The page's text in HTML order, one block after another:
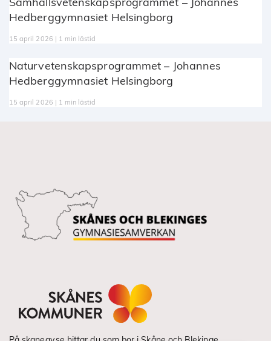
Hedberggymnasiet Helsingborg
15 april 2026 | 1 min lästid
Naturvetenskapsprogrammet – Johannes
Hedberggymnasiet Helsingborg
15 april 2026 | 1 min lästid